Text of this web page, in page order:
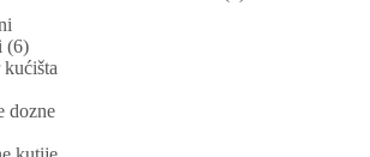
(6)
dozne